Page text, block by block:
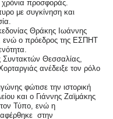
προσφοράς.
με συγκίνηση και
Θράκης Ιωάννης
ενώ ο πρόεδρος της ΕΣΠΗΤ
Θεσσαλίας,
ανέδειξε τον ρόλο
φώτισε την ιστορική
και ο Γιάννης Ζαϊμάκης
τον Τύπο, ενώ η
στην